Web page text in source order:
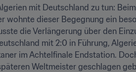
mit Deutschland zu tun:
wohnte dieser Begegnung ein
die Verlängerung über den
mit 2:0 in Führung,
im Achtelfinale Endstation.
Weltmeister geschlagen